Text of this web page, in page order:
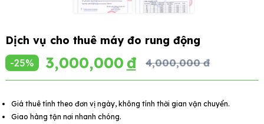
Dịch vụ cho thuê máy đo rung động
-25% 3,000,000 4,000,000 đ
Giá thuê tính theo đơn vị ngày, không tính thời gian vận chuyển.
Giao hàng tận nơi nhanh chóng.